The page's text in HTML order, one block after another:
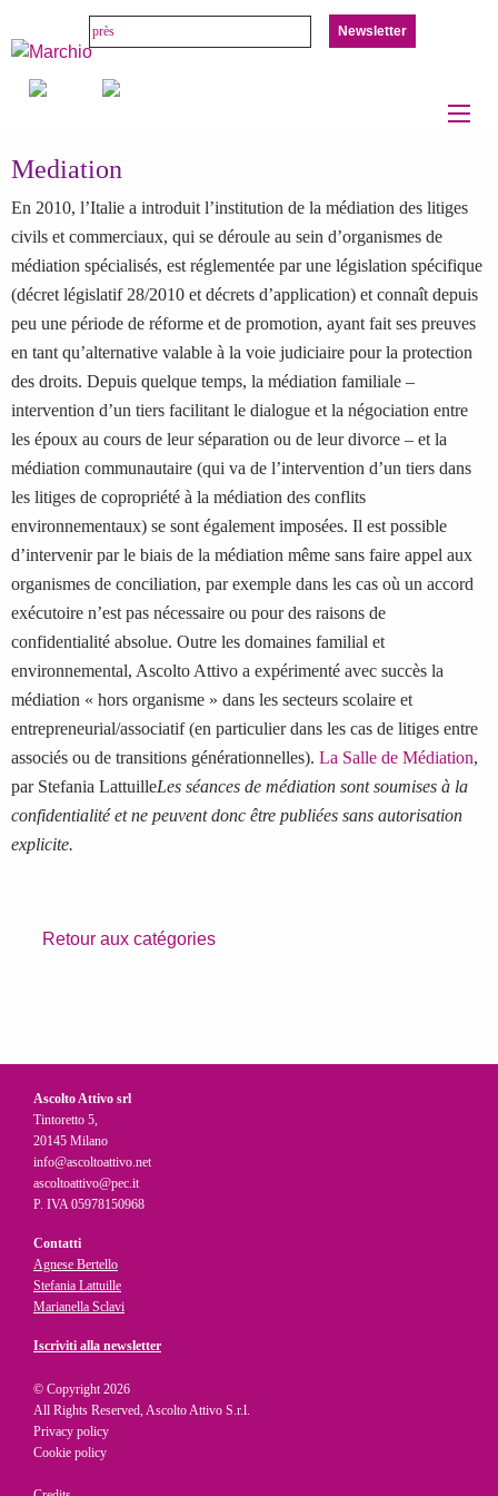
Newsletter
Mediation
En 2010, l’Italie a introduit l’institution de la médiation des litiges
civils et commerciaux, qui se déroule au sein d’organismes de
médiation spécialisés, est réglementée par une législation spécifique
(décret législatif 28/2010 et décrets d’application) et connaît depuis
peu une période de réforme et de promotion, ayant fait ses preuves
en tant qu’alternative valable à la voie judiciaire pour la protection
des droits. Depuis quelque temps, la médiation familiale –
intervention d’un tiers facilitant le dialogue et la négociation entre
les époux au cours de leur séparation ou de leur divorce – et la
médiation communautaire (qui va de l’intervention d’un tiers dans
les litiges de copropriété à la médiation des conflits
environnementaux) se sont également imposées. Il est possible
d’intervenir par le biais de la médiation même sans faire appel aux
organismes de conciliation, par exemple dans les cas où un accord
exécutoire n’est pas nécessaire ou pour des raisons de
confidentialité absolue. Outre les domaines familial et
environnemental, Ascolto Attivo a expérimenté avec succès la
médiation « hors organisme » dans les secteurs scolaire et
entrepreneurial/associatif (en particulier dans les cas de litiges entre
associés ou de transitions générationnelles). La Salle de Médiation,
par Stefania LattuilleLes séances de médiation sont soumises à la
confidentialité et ne peuvent donc être publiées sans autorisation
explicite.
Retour aux catégories
Ascolto Attivo srl
Tintoretto 5,
20145 Milano
info@ascoltoattivo.net
ascoltoattivo@pec.it
P. IVA 05978150968
Contatti
Agnese Bertello
Stefania Lattuille
Marianella Sclavi
Iscriviti alla newsletter
© Copyright 2026
All Rights Reserved, Ascolto Attivo S.r.l.
Privacy policy
Cookie policy